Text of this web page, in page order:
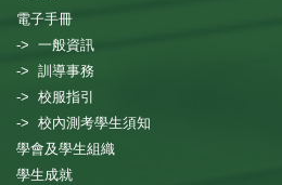
電子手冊
-> 一般資訊
-> 訓導事務
-> 校服指引
-> 校內測考學生須知
學會及學生組織
學生成就